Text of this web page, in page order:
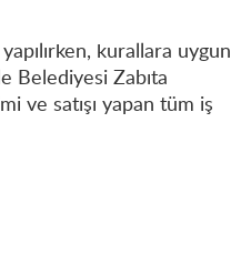
kurallara uygun
Belediyesi Zabıta
ve satışı yapan tüm iş